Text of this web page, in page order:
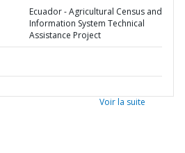
Ecuador - Agricultural Census and
Information System Technical
Assistance Project
Voir la suite